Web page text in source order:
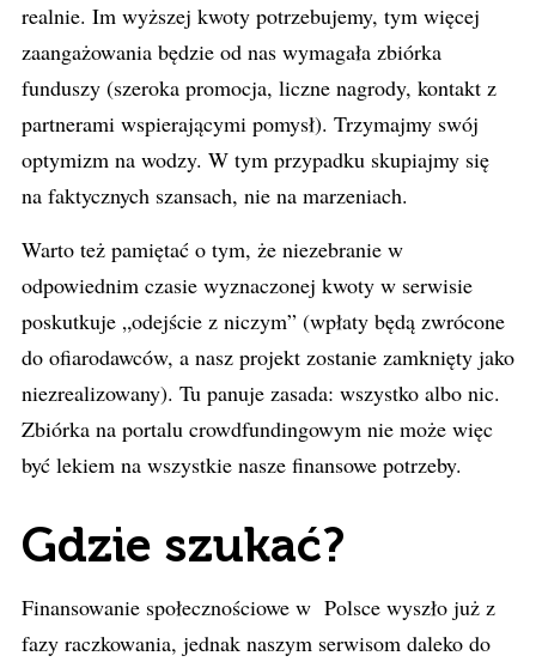
realnie. Im wyższej kwoty potrzebujemy, tym więcej
zaangażowania będzie od nas wymagała zbiórka
funduszy (szeroka promocja, liczne nagrody, kontakt z
partnerami wspierającymi pomysł). Trzymajmy swój
optymizm na wodzy. W tym przypadku skupiajmy się
na faktycznych szansach, nie na marzeniach.
Warto też pamiętać o tym, że niezebranie w
odpowiednim czasie wyznaczonej kwoty w serwisie
poskutkuje „odejście z niczym” (wpłaty będą zwrócone
do ofiarodawców, a nasz projekt zostanie zamknięty jako
niezrealizowany). Tu panuje zasada: wszystko albo nic.
Zbiórka na portalu crowdfundingowym nie może więc
być lekiem na wszystkie nasze finansowe potrzeby.
Gdzie szukać?
Finansowanie społecznościowe w Polsce wyszło już z
fazy raczkowania, jednak naszym serwisom daleko do